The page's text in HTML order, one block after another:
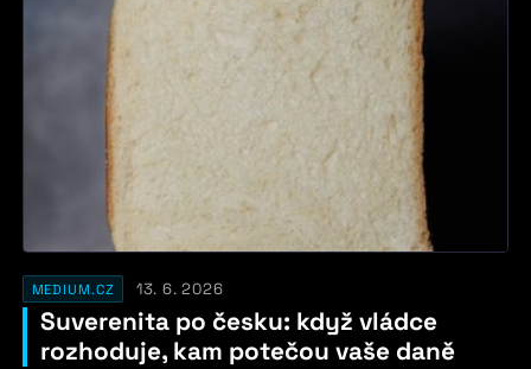
MEDIUM.CZ 13. 6. 2026
Suverenita po česku: když vládce
rozhoduje, kam potečou vaše daně